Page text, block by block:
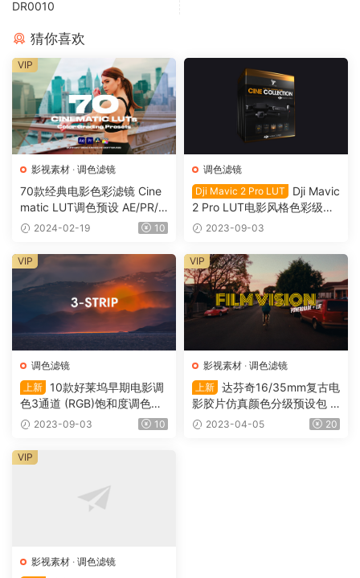
DR0010
猜你喜欢
影视素材 · 调色滤镜
70款经典电影色彩滤镜 Cine
matic LUT调色预设 AE/PR/
达芬奇/FCPX 1125
2024-02-19 10
VIP
调色滤镜
Dji Mavic 2 Pro LUT
Dji Mavic
2 Pro LUT电影风格色彩级图
像增强校正降噪工具套件LUT
2023-09-03
调色滤镜
上新
10款好莱坞早期电影调
色3通道 (RGB)饱和度调色滤
镜+XMP预设 Cinecolor 3 Stri
2023-09-03 10
VIP
影视素材 · 调色滤镜
上新 达芬奇16/35mm复古电
影胶片仿真颜色分级预设包 FI
LMVISION POWERGRADE +
2023-04-05 20
VIP
影视素材 · 调色滤镜
VIP